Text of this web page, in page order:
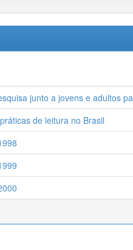
junto a jovens e adultos
de leitura no Brasil